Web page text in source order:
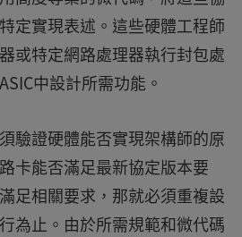
定實現表述。這些硬體工程師
或特定網路處理器執行封包處
中設計所需功能。
驗證硬體能否實現架構師的原
卡能否滿足最新協定版本要
足相關要求，那就必須重複設
為止。由於所需規範和微代碼